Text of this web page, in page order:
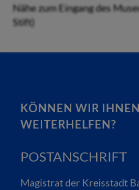
Nähe zum Eingang des
Stift)
KÖNNEN WIR IHNEN
WEITERHELFEN?
POSTANSCHRIFT
Magistrat der Kreisstadt